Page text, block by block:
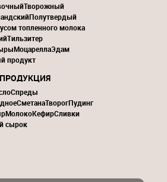
Творожный
Полутвердый
топленного молока
Тильзитер
МоцареллаЭдам
продукт
Спреды
СметанаТворогПудинг
МолокоКефирСливки
сырок